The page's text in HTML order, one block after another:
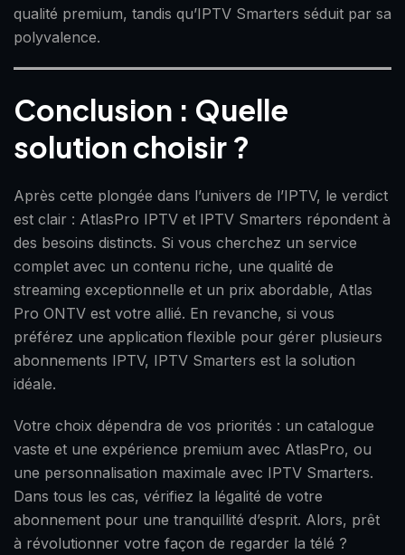
qualité premium, tandis qu’IPTV Smarters séduit par sa
polyvalence.
Conclusion : Quelle
solution choisir ?
Après cette plongée dans l’univers de l’IPTV, le verdict
est clair : AtlasPro IPTV et IPTV Smarters répondent à
des besoins distincts. Si vous cherchez un service
complet avec un contenu riche, une qualité de
streaming exceptionnelle et un prix abordable, Atlas
Pro ONTV est votre allié. En revanche, si vous
préférez une application flexible pour gérer plusieurs
abonnements IPTV, IPTV Smarters est la solution
idéale.
Votre choix dépendra de vos priorités : un catalogue
vaste et une expérience premium avec AtlasPro, ou
une personnalisation maximale avec IPTV Smarters.
Dans tous les cas, vérifiez la légalité de votre
abonnement pour une tranquillité d’esprit. Alors, prêt
à révolutionner votre façon de regarder la télé ?